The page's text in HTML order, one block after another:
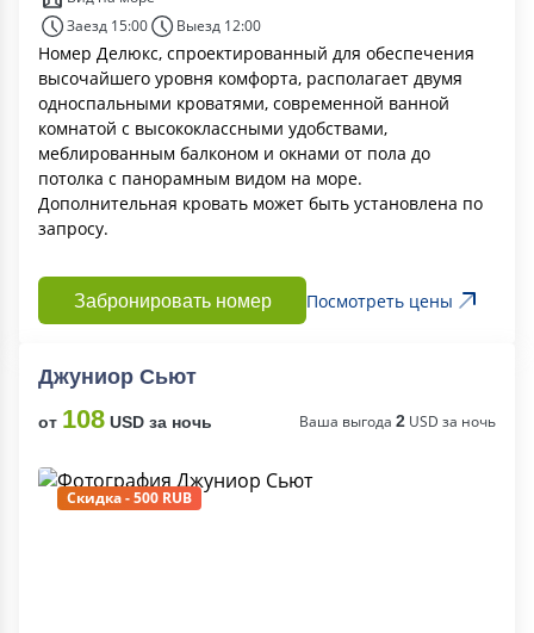
Заезд 15:00
Выезд 12:00
Номер Делюкс, спроектированный для обеспечения
высочайшего уровня комфорта, располагает двумя
односпальными кроватями, современной ванной
комнатой с высококлассными удобствами,
меблированным балконом и окнами от пола до
потолка с панорамным видом на море.
Дополнительная кровать может быть установлена ​​по
запросу.
Забронировать номер Посмотреть цены
Джуниор Сьют
от 108 USD за ночь Ваша выгода 2 USD за ночь
Скидка - 500 RUB